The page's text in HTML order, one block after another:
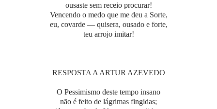
ousaste sem receio procurar!
Vencendo o medo que me deu a Sorte,
eu, covarde — quisera, ousado e forte,
teu arrojo imitar!
RESPOSTA A ARTUR AZEVEDO
O Pessimismo deste tempo insano
não é feito de lágrimas fingidas;